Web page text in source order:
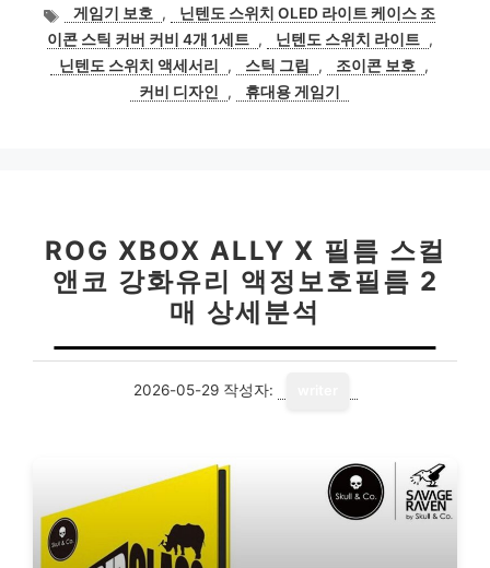
태
그
게임기 보호 ,
닌텐도 스위치 OLED 라이트 케이스 조
이콘 스틱 커버 커비 4개 1세트 , 닌텐도 스위치 라이트 ,
닌텐도 스위치 액세서리
, 스틱 그립 , 조이콘 보호
,
커비 디자인
, 휴대용 게임기
ROG XBOX ALLY X 필름 스컬
앤코 강화유리 액정보호필름 2
매 상세분석
2026-05-29 작성자: